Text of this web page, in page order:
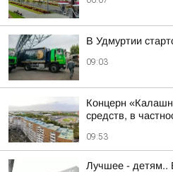
В Удмуртии
09:03
Концерн
средств, в
09:53
Лучшее - детям..